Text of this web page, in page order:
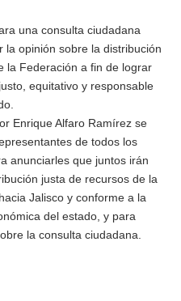
una consulta ciudadana
la opinión sobre la distribución
la Federación a fin de lograr
equitativo y responsable
Enrique Alfaro Ramírez se
de todos los
anunciarles que juntos irán
justa de recursos de la
Jalisco y conforme a la
del estado, y para
la consulta ciudadana.